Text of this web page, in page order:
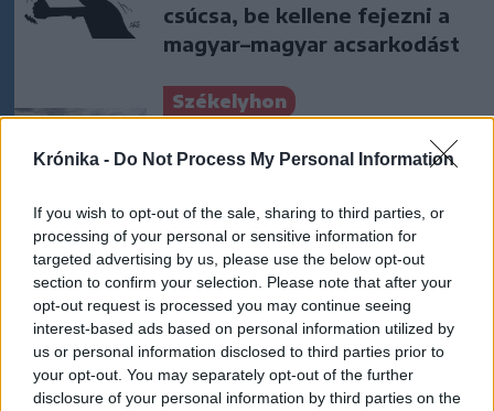
Krónika - Do Not Process My Personal Information
If you wish to opt-out of the sale, sharing to third parties, or
processing of your personal or sensitive information for
targeted advertising by us, please use the below opt-out
section to confirm your selection. Please note that after your
opt-out request is processed you may continue seeing
interest-based ads based on personal information utilized by
us or personal information disclosed to third parties prior to
your opt-out. You may separately opt-out of the further
disclosure of your personal information by third parties on the
csúcsa, be kellene fejezni a
magyar–magyar acsarkodást
Székelyhon
Tömegverekedés lett a szűk
mezőgazdasági úti vitából
Székelyhon
Életét vesztette két halász,
akiket villámcsapás ért a
Maros partján – frissítve